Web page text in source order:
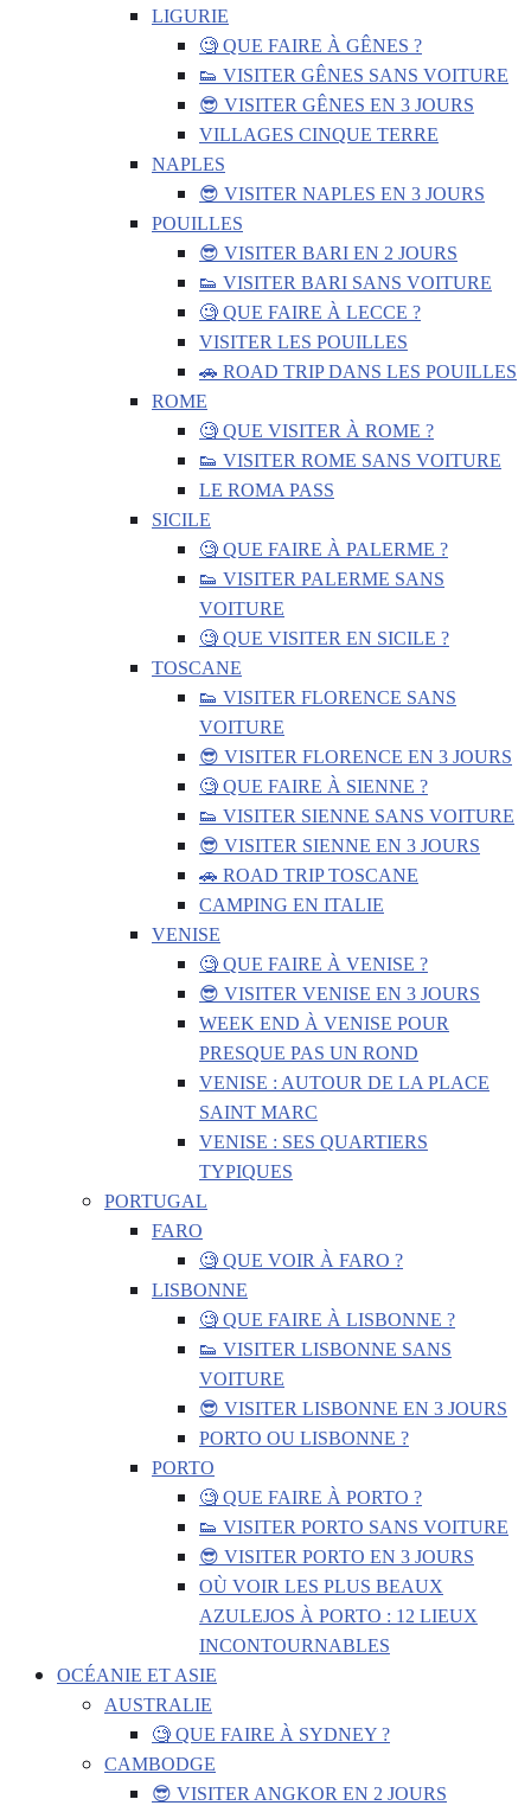
LIGURIE
🧐 QUE FAIRE À GÊNES ?
👟 VISITER GÊNES SANS VOITURE
😎 VISITER GÊNES EN 3 JOURS
VILLAGES CINQUE TERRE
NAPLES
😎 VISITER NAPLES EN 3 JOURS
POUILLES
😎 VISITER BARI EN 2 JOURS
👟 VISITER BARI SANS VOITURE
🧐 QUE FAIRE À LECCE ?
VISITER LES POUILLES
🚗 ROAD TRIP DANS LES POUILLES
ROME
🧐 QUE VISITER À ROME ?
👟 VISITER ROME SANS VOITURE
LE ROMA PASS
SICILE
🧐 QUE FAIRE À PALERME ?
👟 VISITER PALERME SANS
VOITURE
🧐 QUE VISITER EN SICILE ?
TOSCANE
👟 VISITER FLORENCE SANS
VOITURE
😎 VISITER FLORENCE EN 3 JOURS
🧐 QUE FAIRE À SIENNE ?
👟 VISITER SIENNE SANS VOITURE
😎 VISITER SIENNE EN 3 JOURS
🚗 ROAD TRIP TOSCANE
CAMPING EN ITALIE
VENISE
🧐 QUE FAIRE À VENISE ?
😎 VISITER VENISE EN 3 JOURS
WEEK END À VENISE POUR
PRESQUE PAS UN ROND
VENISE : AUTOUR DE LA PLACE
SAINT MARC
VENISE : SES QUARTIERS
TYPIQUES
PORTUGAL
FARO
🧐 QUE VOIR À FARO ?
LISBONNE
🧐 QUE FAIRE À LISBONNE ?
👟 VISITER LISBONNE SANS
VOITURE
😎 VISITER LISBONNE EN 3 JOURS
PORTO OU LISBONNE ?
PORTO
🧐 QUE FAIRE À PORTO ?
👟 VISITER PORTO SANS VOITURE
😎 VISITER PORTO EN 3 JOURS
OÙ VOIR LES PLUS BEAUX
AZULEJOS À PORTO : 12 LIEUX
INCONTOURNABLES
OCÉANIE ET ASIE
AUSTRALIE
🧐 QUE FAIRE À SYDNEY ?
CAMBODGE
😎 VISITER ANGKOR EN 2 JOURS